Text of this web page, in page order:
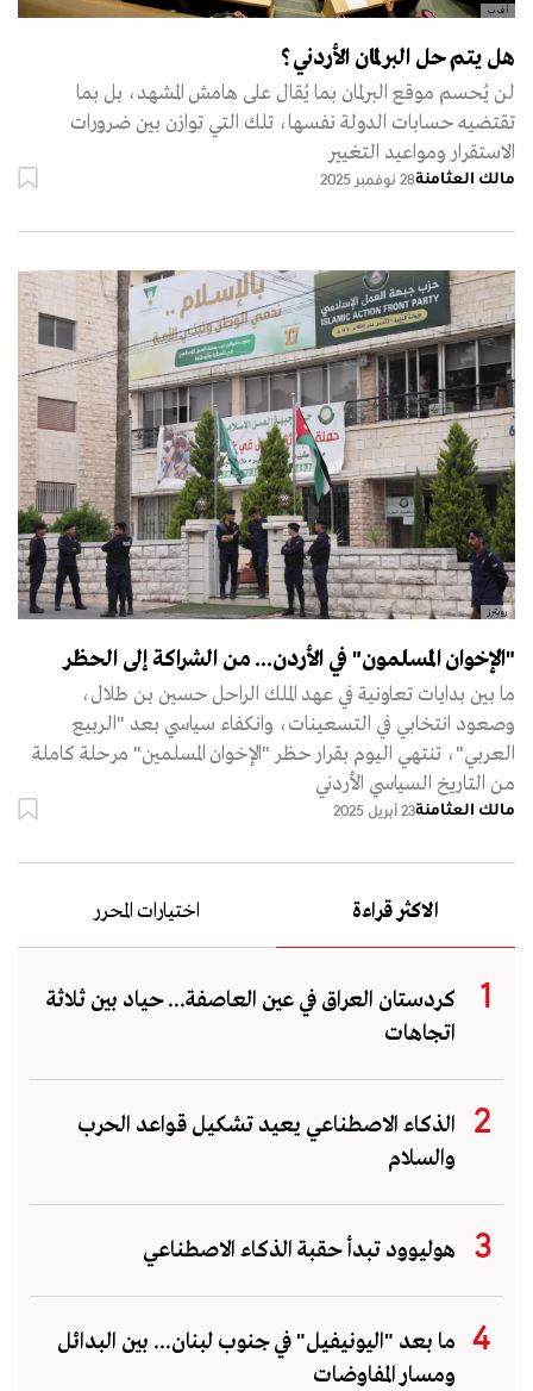
أ ف ب
هل يتم حل البرلمان الأردني؟
لن يُحسم موقع البرلمان بما يُقال على هامش المشهد، بل بما
تقتضيه حسابات الدولة نفسها، تلك التي توازن بين ضرورات
الاستقرار ومواعيد التغيير
مالك العثامنة28 نوفمبر 2025
رويترز
"الإخوان المسلمون" في الأردن... من الشراكة إلى الحظر
ما بين بدايات تعاونية في عهد الملك الراحل حسين بن طلال،
وصعود انتخابي في التسعينات، وانكفاء سياسي بعد "الربيع
العربي"، تنتهي اليوم بقرار حظر "الإخوان المسلمين" مرحلة كاملة
من التاريخ السياسي الأردني
مالك العثامنة23 أبريل 2025
الاكثر قراءة اختيارات المحرر
كردستان العراق في عين العاصفة... حياد بين ثلاثة
اتجاهات
الذكاء الاصطناعي يعيد تشكيل قواعد الحرب
والسلام
هوليوود تبدأ حقبة الذكاء الاصطناعي
ما بعد "اليونيفيل" في جنوب لبنان... بين البدائل
ومسار المفاوضات